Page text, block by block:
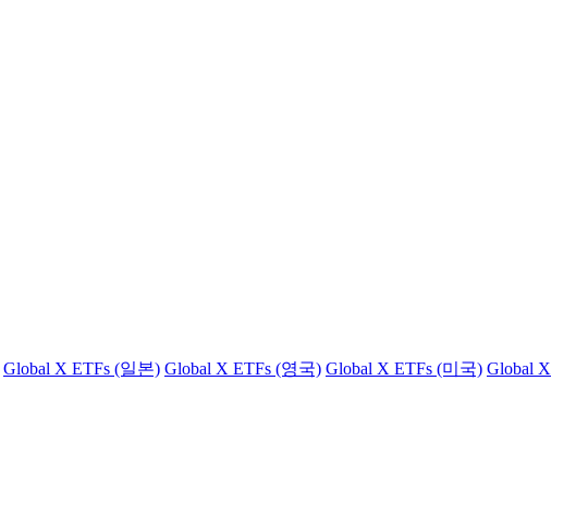
Global X ETFs (일본) Global X ETFs (영국) Global X ETFs (미국) Global X